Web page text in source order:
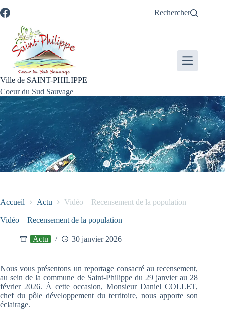
au
au
à
recherche
au
Rechercher
Ville de SAINT-PHILIPPE
Coeur du Sud Sauvage
Accueil Actu Vidéo – Recensement de la population
Vidéo – Recensement de la population
Actu 30 janvier 2026
Nous vous présentons un reportage consacré au recensement,
au sein de la commune de Saint-Philippe du 29 janvier au 28
février 2026. À cette occasion, Monsieur Daniel COLLET,
chef du pôle développement du territoire, nous apporte son
éclairage.